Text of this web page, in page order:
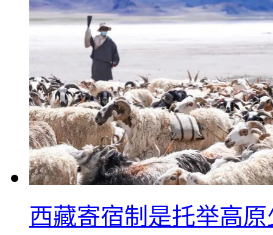
西藏寄宿制是托举高